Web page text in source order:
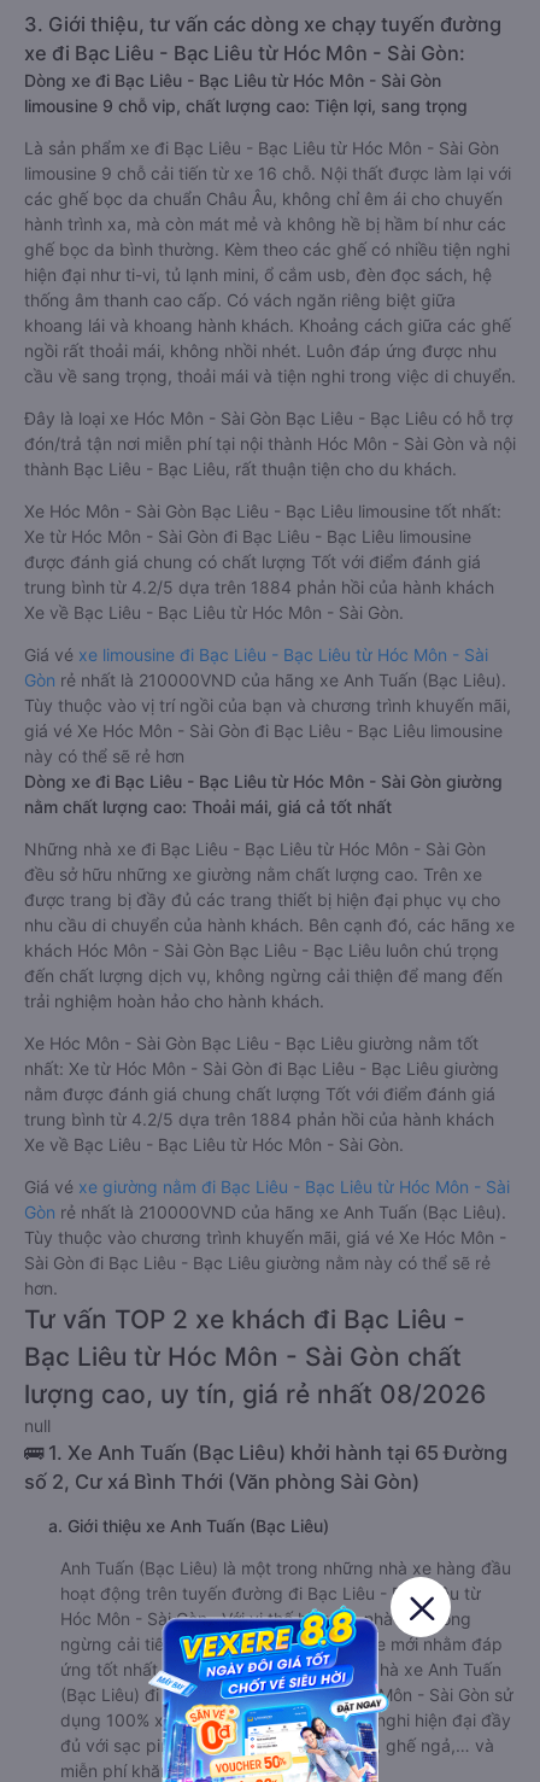
3. Giới thiệu, tư vấn các dòng xe chạy tuyến đường
xe đi Bạc Liêu - Bạc Liêu từ Hóc Môn - Sài Gòn:
Dòng xe đi Bạc Liêu - Bạc Liêu từ Hóc Môn - Sài Gòn
limousine 9 chỗ vip, chất lượng cao: Tiện lợi, sang trọng
Là sản phẩm xe đi Bạc Liêu - Bạc Liêu từ Hóc Môn - Sài Gòn
limousine 9 chỗ cải tiến từ xe 16 chỗ. Nội thất được làm lại với
các ghế bọc da chuẩn Châu Âu, không chỉ êm ái cho chuyến
hành trình xa, mà còn mát mẻ và không hề bị hầm bí như các
ghế bọc da bình thường. Kèm theo các ghế có nhiều tiện nghi
hiện đại như ti-vi, tủ lạnh mini, ổ cắm usb, đèn đọc sách, hệ
thống âm thanh cao cấp. Có vách ngăn riêng biệt giữa
khoang lái và khoang hành khách. Khoảng cách giữa các ghế
ngồi rất thoải mái, không nhồi nhét. Luôn đáp ứng được nhu
cầu về sang trọng, thoải mái và tiện nghi trong việc di chuyển.
Đây là loại xe Hóc Môn - Sài Gòn Bạc Liêu - Bạc Liêu có hỗ trợ
đón/trả tận nơi miễn phí tại nội thành Hóc Môn - Sài Gòn và nội
thành Bạc Liêu - Bạc Liêu, rất thuận tiện cho du khách.
Xe Hóc Môn - Sài Gòn Bạc Liêu - Bạc Liêu limousine tốt nhất:
Xe từ Hóc Môn - Sài Gòn đi Bạc Liêu - Bạc Liêu limousine
được đánh giá chung có chất lượng Tốt với điểm đánh giá
trung bình từ 4.2/5 dựa trên 1884 phản hồi của hành khách
Xe về Bạc Liêu - Bạc Liêu từ Hóc Môn - Sài Gòn.
Giá vé xe limousine đi Bạc Liêu - Bạc Liêu từ Hóc Môn - Sài
Gòn rẻ nhất là 210000VND của hãng xe Anh Tuấn (Bạc Liêu).
Tùy thuộc vào vị trí ngồi của bạn và chương trình khuyến mãi,
giá vé Xe Hóc Môn - Sài Gòn đi Bạc Liêu - Bạc Liêu limousine
này có thể sẽ rẻ hơn
Dòng xe đi Bạc Liêu - Bạc Liêu từ Hóc Môn - Sài Gòn giường
nằm chất lượng cao: Thoải mái, giá cả tốt nhất
Những nhà xe đi Bạc Liêu - Bạc Liêu từ Hóc Môn - Sài Gòn
đều sở hữu những xe giường nằm chất lượng cao. Trên xe
được trang bị đầy đủ các trang thiết bị hiện đại phục vụ cho
nhu cầu di chuyển của hành khách. Bên cạnh đó, các hãng xe
khách Hóc Môn - Sài Gòn Bạc Liêu - Bạc Liêu luôn chú trọng
đến chất lượng dịch vụ, không ngừng cải thiện để mang đến
trải nghiệm hoàn hảo cho hành khách.
Xe Hóc Môn - Sài Gòn Bạc Liêu - Bạc Liêu giường nằm tốt
nhất: Xe từ Hóc Môn - Sài Gòn đi Bạc Liêu - Bạc Liêu giường
nằm được đánh giá chung chất lượng Tốt với điểm đánh giá
trung bình từ 4.2/5 dựa trên 1884 phản hồi của hành khách
Xe về Bạc Liêu - Bạc Liêu từ Hóc Môn - Sài Gòn.
Giá vé xe giường nằm đi Bạc Liêu - Bạc Liêu từ Hóc Môn - Sài
Gòn rẻ nhất là 210000VND của hãng xe Anh Tuấn (Bạc Liêu).
Tùy thuộc vào chương trình khuyến mãi, giá vé Xe Hóc Môn -
Sài Gòn đi Bạc Liêu - Bạc Liêu giường nằm này có thể sẽ rẻ
hơn.
Tư vấn TOP 2 xe khách đi Bạc Liêu -
Bạc Liêu từ Hóc Môn - Sài Gòn chất
lượng cao, uy tín, giá rẻ nhất 08/2026
null
🚌 1. Xe Anh Tuấn (Bạc Liêu) khởi hành tại 65 Đường
số 2, Cư xá Bình Thới (Văn phòng Sài Gòn)
a. Giới thiệu xe Anh Tuấn (Bạc Liêu)
Anh Tuấn (Bạc Liêu) là một trong những nhà xe hàng đầu
hoạt động trên tuyến đường đi Bạc Liêu - Bạc Liêu từ
Hóc Môn - Sài Gòn . Với vị thế hiện tại, nhà xe không
ngừng cải tiến và mang đến các dòng xe mới nhằm đáp
ứng tốt nhất nhu cầu của khách hàng. Nhà xe Anh Tuấn
(Bạc Liêu) đi Bạc Liêu - Bạc Liêu từ Hóc Môn - Sài Gòn sử
dụng 100% xe hạng sang, đời mới. Tiện nghi hiện đại đầy
đủ với sạc pin, ổ cắm điện, điều hòa, tivi, ghế ngả,… và
miễn phí khăn, ướt nước lọc theo xe.